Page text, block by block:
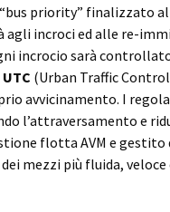
priority” finalizzato
agli incroci ed alle re-
incrocio sarà
UTC (Urban Traffic
avvicinamento. I
l’attraversamento e
flotta AVM e gestito
mezzi più fluida,